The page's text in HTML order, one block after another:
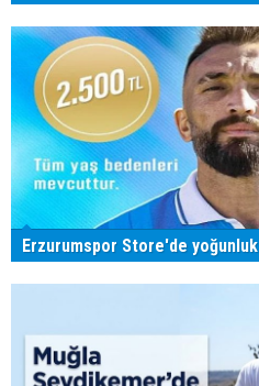
Erzurumspor Store'de yoğunluk